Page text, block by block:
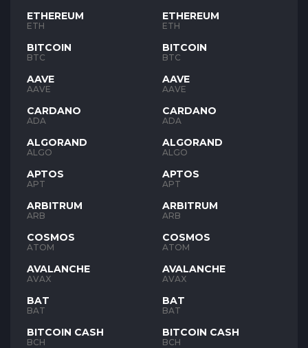
ETHEREUM
ETH
BITCOIN
BTC
AAVE
AAVE
CARDANO
ADA
ALGORAND
ALGO
APTOS
APT
ARBITRUM
ARB
COSMOS
ATOM
AVALANCHE
AVAX
BAT
BAT
BITCOIN CASH
BCH
ETHEREUM
ETH
BITCOIN
BTC
AAVE
AAVE
CARDANO
ADA
ALGORAND
ALGO
APTOS
APT
ARBITRUM
ARB
COSMOS
ATOM
AVALANCHE
AVAX
BAT
BAT
BITCOIN CASH
BCH